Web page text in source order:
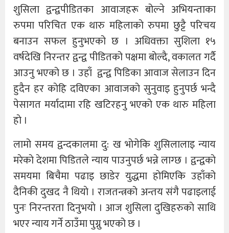
शुसिला द्वन्द्वपीडितका आवाजहरू बोल्ने अभियन्ताका
रुपमा परिचित एक थारु महिलाकाे रुपमा छुट्टै परिचय
बनाउन सफल हुनुभएको छ । अधिवक्ता सुशिला १५
वर्षदेखि निरन्तर द्वन्द्व पीडितको पक्षमा बोल्दै, वकालत गर्दै
आउनु भएको छ । उहाँ द्वन्द्व पिडिका आवाज सेलाउन दिन
हुदैन हर काेहि दविएका आवाजकाे सुनुवाइ हुनुपर्छ भन्दै
पेसागत मर्यादामा रहि खटिरहनु भएको एक थारु महिला
हाे ।
लामो समय द्वन्दकालमा दु: ख भाेगेकि शुसिलालाइ न्याय
मरेकाे देशमा पिडितले न्याय पाउनुपर्छ भन्ने लाग्छ । द्वन्द्वकाे
समयमा बिचैमा पढाइ छाडेर युद्धमा हाेमिएकि उहाँको
दैनिकी दुखद नै थियाे । राजतन्त्रको अन्तय संगै पढाइलाई
पुनः निरन्तरता दिनुभयाे । आज शुसिला दुखिहरुकाे साथि
भएर न्याय गर्ने ठाउँमा पुग्नु भएको छ ।